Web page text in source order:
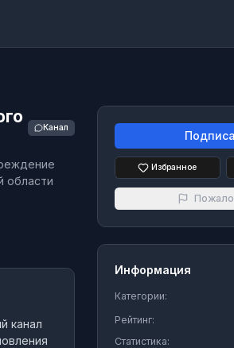
Канал
области
канал
Избранное
Информация
Категории:
Рейтинг:
Статистика: